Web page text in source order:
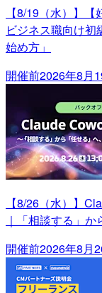
【8/19（水）】
ビジネス職向け
始め方」
開催前2026年8月
【8/26（水）】
｜「相談する」
開催前2026年8月